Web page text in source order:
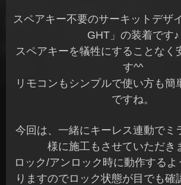
スペアキー不要のサーキットデ
GHT」の装着です♪
スペアキーを犠牲にすることなく
す^^
リモコンもシンプルで使い方も簡
ですね。
今回は、一緒にキーレス連動でミ
様に施工もさせていただき
ロック/アンロック時に動作する
りますのでロック状態が目でも確